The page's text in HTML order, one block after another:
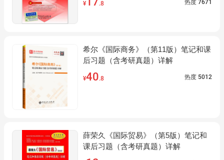
¥ .8 热度 7671
希尔《国际商务》（第11版）笔记和课
后习题（含考研真题）详解
¥40.8 热度 5012
薛荣久《国际贸易》（第5版）笔记和
课后习题（含考研真题）详解